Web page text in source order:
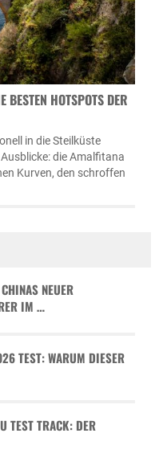
HOTSPOTS DER A
in die Steilküste
die Amalfitana
Kurven, den schroffen
NEUER
IM …
TEST: WARUM DIESER
TEST TRACK: DER